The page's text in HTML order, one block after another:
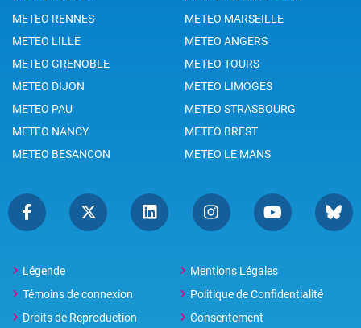
METEO RENNES
METEO MARSEILLE
METEO LILLE
METEO ANGERS
METEO GRENOBLE
METEO TOURS
METEO DIJON
METEO LIMOGES
METEO PAU
METEO STRASBOURG
METEO NANCY
METEO BREST
METEO BESANCON
METEO LE MANS
Légende
Mentions Légales
Témoins de connexion
Politique de Confidentialité
Droits de Reproduction
Consentement